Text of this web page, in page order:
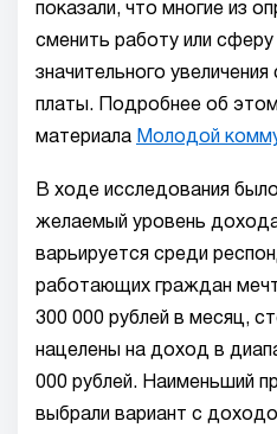
показали, что многие из
сменить работу или
значительного
платы. Подробнее об
материала Молодой
В ходе исследования
желаемый уровень
варьируется среди
работающих граждан
300 000 рублей в месяц,
нацелены на доход в
000 рублей. Наименьший
выбрали вариант с